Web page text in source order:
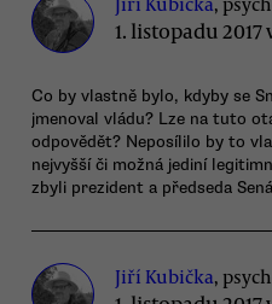
1. listopadu 2017
Co by vlastně bylo, kdyby se
jmenoval vládu? Lze na tuto
odpovědět? Neposílilo by to
nejvyšší či možná jediní
zbyli prezident a předseda
Jiří Kubička,